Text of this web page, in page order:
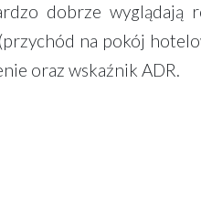
dobrze wyglądają
na pokój
oraz wskaźnik ADR.